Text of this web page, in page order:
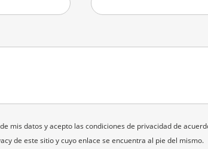
mis datos y acepto las condiciones de privacidad de
de este sitio y cuyo enlace se encuentra al pie del mismo.